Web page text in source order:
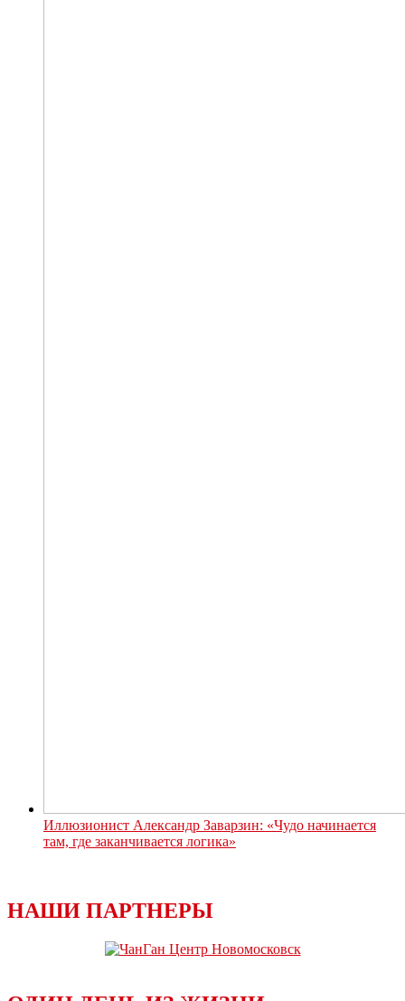
Иллюзионист Александр Заварзин: «Чудо начинается
там, где заканчивается логика»
НАШИ ПАРТНЕРЫ